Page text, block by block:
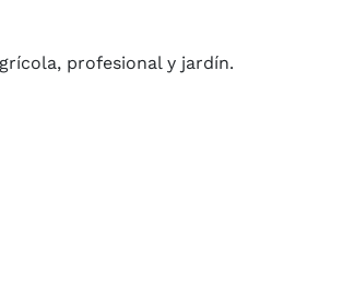
profesional y jardín.